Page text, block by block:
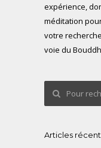
expérience,
méditation
votre
voie du
Articles